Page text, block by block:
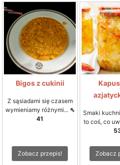
Bigos z cukinii
Z sąsiadami się czasem
wymieniamy różnymi... ⇖
41
Zobacz przepis!
Smaki
to coś, co
Zobacz